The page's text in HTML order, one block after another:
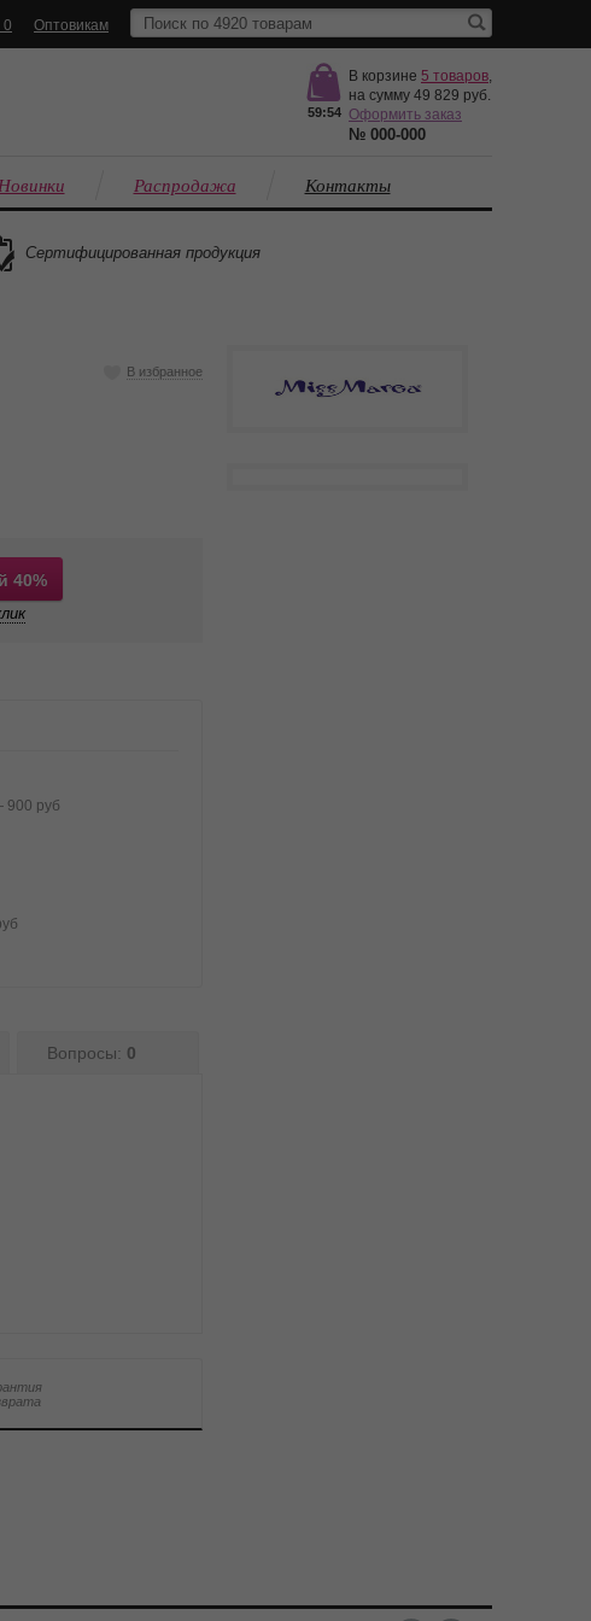
0 Оптовикам
59:53
В корзине 5 товаров,
на сумму 49 829
Оформить заказ
№ 000-000
Новинки Распродажа Контакты
Сертифицированная продукция
В избранное
40%
900 руб
Вопросы: 0